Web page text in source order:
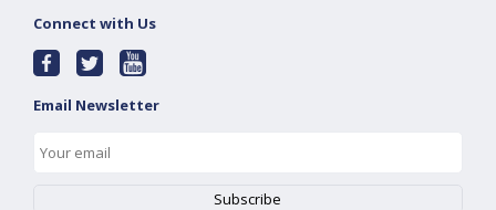
Connect with Us
Email Newsletter